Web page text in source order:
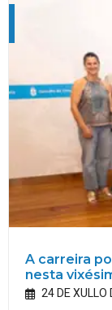
A carreira
nesta
24 DE XULLO